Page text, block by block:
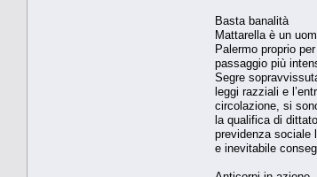
Basta banalità
Mattarella è un
Palermo proprio
passaggio più
Segre
leggi razziali e
circolazione, si
la qualifica di
previdenza sociale
e inevitabile